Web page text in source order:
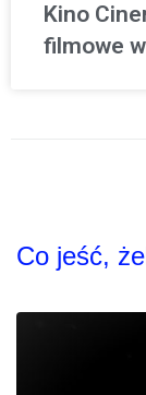
Kino
filmowe
Co jeść,